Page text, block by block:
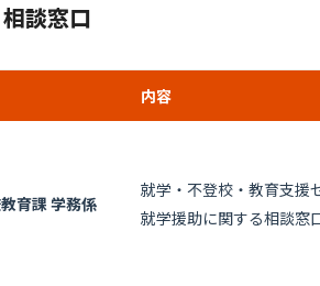
談窓口
内容
育課 学務係
就学・不登校・教育支援
就学援助に関する相談窓